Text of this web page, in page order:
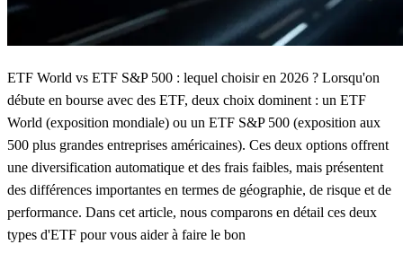
ETF World vs ETF S&P 500 : lequel choisir en 2026 ? Lorsqu'on
débute en bourse avec des ETF, deux choix dominent : un ETF
World (exposition mondiale) ou un ETF S&P 500 (exposition aux
500 plus grandes entreprises américaines). Ces deux options offrent
une diversification automatique et des frais faibles, mais présentent
des différences importantes en termes de géographie, de risque et de
performance. Dans cet article, nous comparons en détail ces deux
types d'ETF pour vous aider à faire le bon